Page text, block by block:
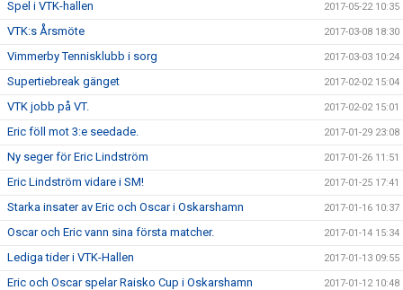
Spel i VTK-hallen 2017-05-22 10:35
VTK:s Årsmöte 2017-03-08 18:30
Vimmerby Tennisklubb i sorg 2017-03-03 10:24
Supertiebreak gänget 2017-02-02 15:04
VTK jobb på VT. 2017-02-02 15:01
Eric föll mot 3:e seedade. 2017-01-29 23:08
Ny seger för Eric Lindström 2017-01-26 11:51
Eric Lindström vidare i SM! 2017-01-25 17:41
Starka insater av Eric och Oscar i Oskarshamn 2017-01-16 10:37
Oscar och Eric vann sina första matcher. 2017-01-14 15:34
Lediga tider i VTK-Hallen 2017-01-13 09:55
Eric och Oscar spelar Raisko Cup i Oskarshamn 2017-01-12 10:48